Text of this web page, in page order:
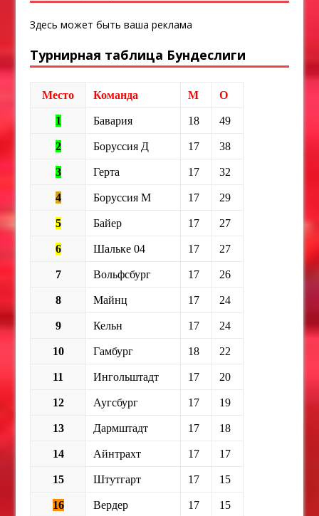
Здесь может быть ваша реклама
Турнирная таблица Бундеслиги
Место Команда М О
1 Бавария 18 49
2 Боруссия Д 17 38
3 Герта 17 32
4 Боруссия М 17 29
5 Байер 17 27
6 Шальке 04 17 27
7 Вольфсбург 17 26
8 Майнц 17 24
9 Кельн 17 24
10 Гамбург 18 22
11 Ингольштадт 17 20
12 Аугсбург 17 19
13 Дармштадт 17 18
14 Айнтрахт 17 17
15 Штутгарт 17 15
16 Вердер 17 15